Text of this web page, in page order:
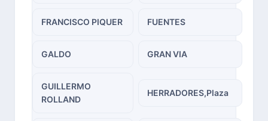
FRANCISCO PIQUER FUENTES
GALDO GRAN VIA
GUILLERMO
ROLLAND
HERRADORES,Plaza